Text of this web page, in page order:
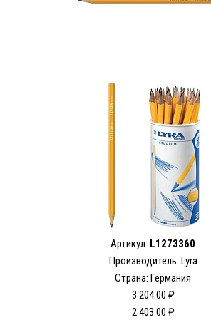
Артикул: L1273360
Производитель: Lyra
Страна: Германия
3 204.00 ₽
2 403.00 ₽